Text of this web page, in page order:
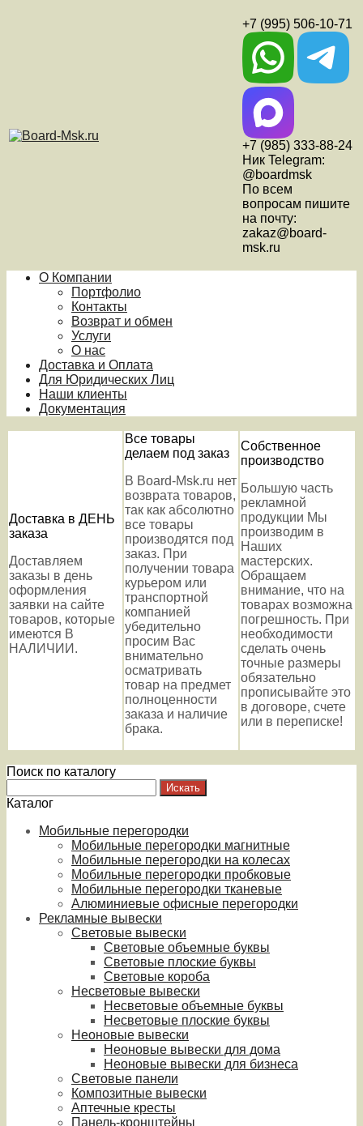
+7 (995) 506-10-71
+7 (985) 333-88-24
Ник Telegram:
@boardmsk
По всем
вопросам пишите
на почту:
zakaz@board-
msk.ru
О Компании
Портфолио
Контакты
Возврат и обмен
Услуги
О нас
Доставка и Оплата
Для Юридических Лиц
Наши клиенты
Документация
Доставка в ДЕНЬ
заказа
Доставляем
заказы в день
оформления
заявки на сайте
товаров, которые
имеются В
НАЛИЧИИ.
Все товары
делаем под заказ
В Board-Msk.ru нет
возврата товаров,
так как абсолютно
все товары
производятся под
заказ. При
получении товара
курьером или
транспортной
компанией
убедительно
просим Вас
внимательно
осматривать
товар на предмет
полноценности
заказа и наличие
брака.
Собственное
производство
Большую часть
рекламной
продукции Мы
производим в
Наших
мастерских.
Обращаем
внимание, что на
товарах возможна
погрешность. При
необходимости
сделать очень
точные размеры
обязательно
прописывайте это
в договоре, счете
или в переписке!
Поиск по каталогу
Каталог
Мобильные перегородки
Мобильные перегородки магнитные
Мобильные перегородки на колесах
Мобильные перегородки пробковые
Мобильные перегородки тканевые
Алюминиевые офисные перегородки
Рекламные вывески
Световые вывески
Световые объемные буквы
Световые плоские буквы
Световые короба
Несветовые вывески
Несветовые объемные буквы
Несветовые плоские буквы
Неоновые вывески
Неоновые вывески для дома
Неоновые вывески для бизнеса
Световые панели
Композитные вывески
Аптечные кресты
Панель-кронштейны